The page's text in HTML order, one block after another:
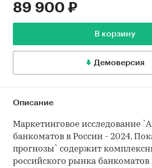
89 900 ₽
В корзину
Демоверсия
Описание
Маркетинговое исследование
банкоматов в России - 2024.
прогнозы` содержит
российского рынка банкоматов